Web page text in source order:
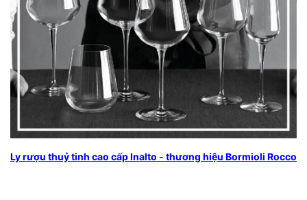
Ly rượu thuỷ tinh cao cấp Inalto - thương hiệu Bormioli Rocco